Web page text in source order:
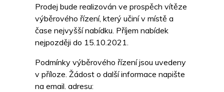
Prodej bude realizován ve prospěch vítěze
výběrového řízení, který učiní v místě a
čase nejvyšší nabídku. Příjem nabídek
nejpozději do 15.10.2021.
Podmínky výběrového řízení jsou uvedeny
v příloze. Žádost o další informace napište
na email. adresu: